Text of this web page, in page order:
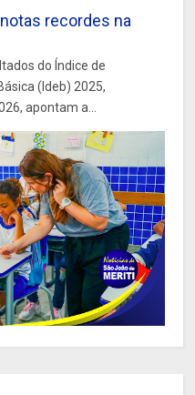
recordes na
do Índice de
(Ideb) 2025,
apontam a...